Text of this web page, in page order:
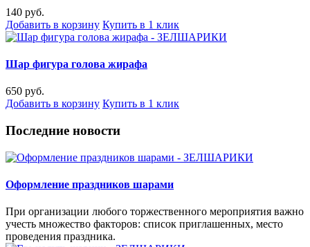
140 руб.
Добавить в корзину Купить в 1 клик
Шар фигура голова жирафа
650 руб.
Добавить в корзину Купить в 1 клик
Последние новости
Оформление праздников шарами
При организации любого торжественного мероприятия важно
учесть множество факторов: список приглашенных, место
проведения праздника.